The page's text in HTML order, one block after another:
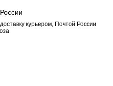
курьером, Почтой России